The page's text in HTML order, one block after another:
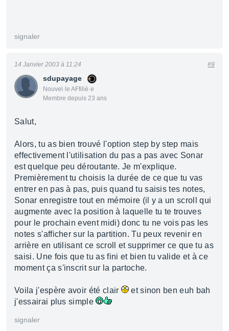
signaler
sdupayage
Nouvel·le AFfilié·e
Membre depuis 23 ans
14 Janvier 2003 à 11:24 #9
Salut,
Alors, tu as bien trouvé l'option step by step mais
effectivement l'utilisation du pas a pas avec Sonar
est quelque peu déroutante. Je m'explique.
Premièrement tu choisis la durée de ce que tu vas
entrer en pas à pas, puis quand tu saisis tes notes,
Sonar enregistre tout en mémoire (il y a un scroll qui
augmente avec la position à laquelle tu te trouves
pour le prochain event midi) donc tu ne vois pas les
notes s'afficher sur la partition. Tu peux revenir en
arrière en utilisant ce scroll et supprimer ce que tu as
saisi. Une fois que tu as fini et bien tu valide et à ce
moment ça s'inscrit sur la partoche.
Voila j'espère avoir été clair
et sinon ben euh bah
j'essairai plus simple
signaler